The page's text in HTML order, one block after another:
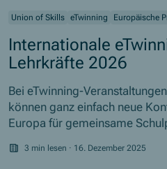
Union of Skills eTwinning Europäische
Internationale
Lehrkräfte 2026
Bei eTwinning-
können ganz einfach neue
Europa für gemeinsame
3 min lesen · 16. Dezember 2025